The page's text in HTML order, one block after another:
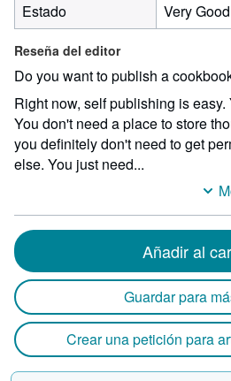
Estado
Very Good
Reseña del editor
Do you want to publish a
Right now, self publishing is easy.
You don't need a place to store
you definitely don't need to get
else. You just need...
Añadir al
Guardar para
Crear una petición para